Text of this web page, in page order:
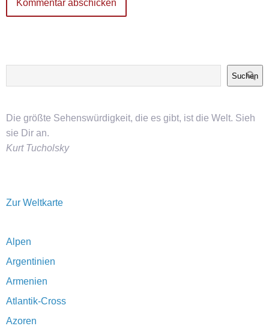
Suchen
Die größte Sehenswürdigkeit, die es gibt, ist die Welt. Sieh
sie Dir an.
Kurt Tucholsky
Zur Weltkarte
Alpen
Argentinien
Armenien
Atlantik-Cross
Azoren